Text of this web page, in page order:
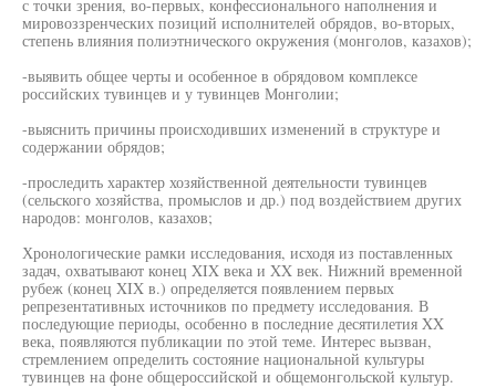
с точки зрения, во-первых, конфессионального наполнения и
мировоззренческих позиций исполнителей обрядов, во-вторых,
степень влияния полиэтнического окружения (монголов, казахов);
-выявить общее черты и особенное в обрядовом комплексе
российских тувинцев и у тувинцев Монголии;
-выяснить причины происходивших изменений в структуре и
содержании обрядов;
-проследить характер хозяйственной деятельности тувинцев
(сельского хозяйства, промыслов и др.) под воздействием других
народов: монголов, казахов;
Хронологические рамки исследования, исходя из поставленных
задач, охватывают конец XIX века и XX век. Нижний временной
рубеж (конец XIX в.) определяется появлением первых
репрезентативных источников по предмету исследования. В
последующие периоды, особенно в последние десятилетия XX
века, появляются публикации по этой теме. Интерес вызван,
стремлением определить состояние национальной культуры
тувинцев на фоне общероссийской и общемонгольской культур.